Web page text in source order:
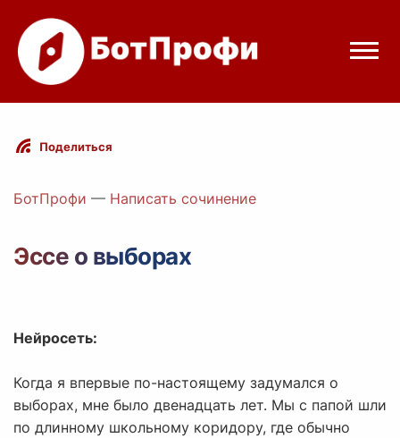
Режимы бота
Цены
Поделиться
БотПрофи — Написать сочинение
Эссе о выборах
Нейросеть:
Когда я впервые по-настоящему задумался о
выборах, мне было двенадцать лет. Мы с папой шли
по длинному школьному коридору, где обычно